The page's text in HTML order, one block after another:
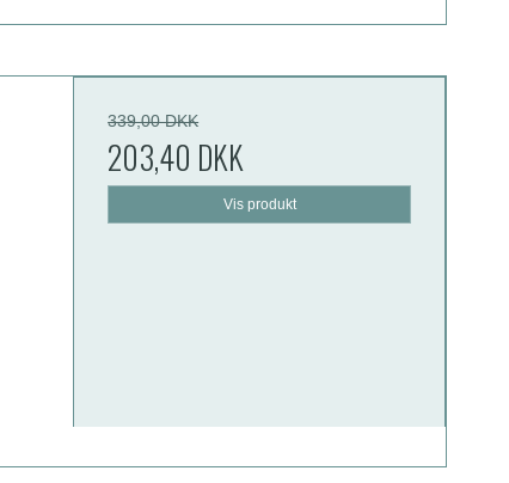
339,00 DKK
203,40 DKK
Vis produkt